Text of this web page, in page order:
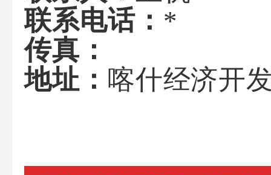
联系电话： *
传真：
地址： 喀什经济开